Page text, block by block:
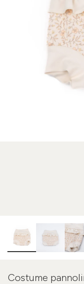
Costume